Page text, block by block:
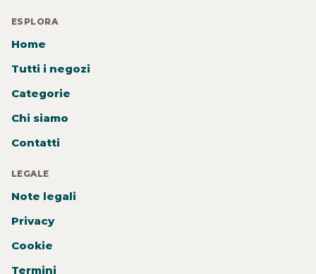
ESPLORA
Home
Tutti i negozi
Categorie
Chi siamo
Contatti
LEGALE
Note legali
Privacy
Cookie
Termini